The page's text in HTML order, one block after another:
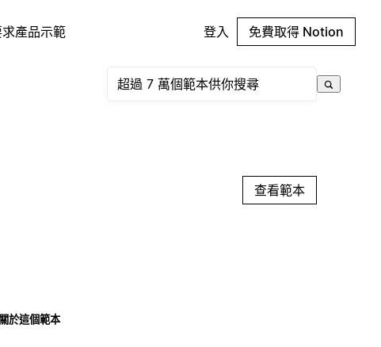
產品示範 登入 免費取得 Notion
查看範本
關於這個範本